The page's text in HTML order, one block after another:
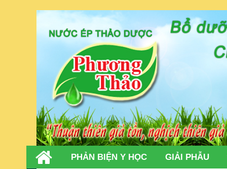
PHẢN BIỆN Y HỌC GIẢI PHẪU